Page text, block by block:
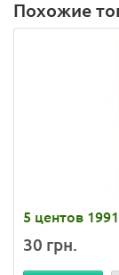
Похожие
5 центов
30 грн.